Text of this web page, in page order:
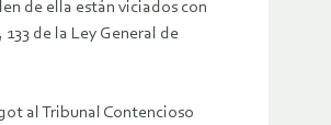
de ella están viciados con
de la Ley General de
al Tribunal Contencioso